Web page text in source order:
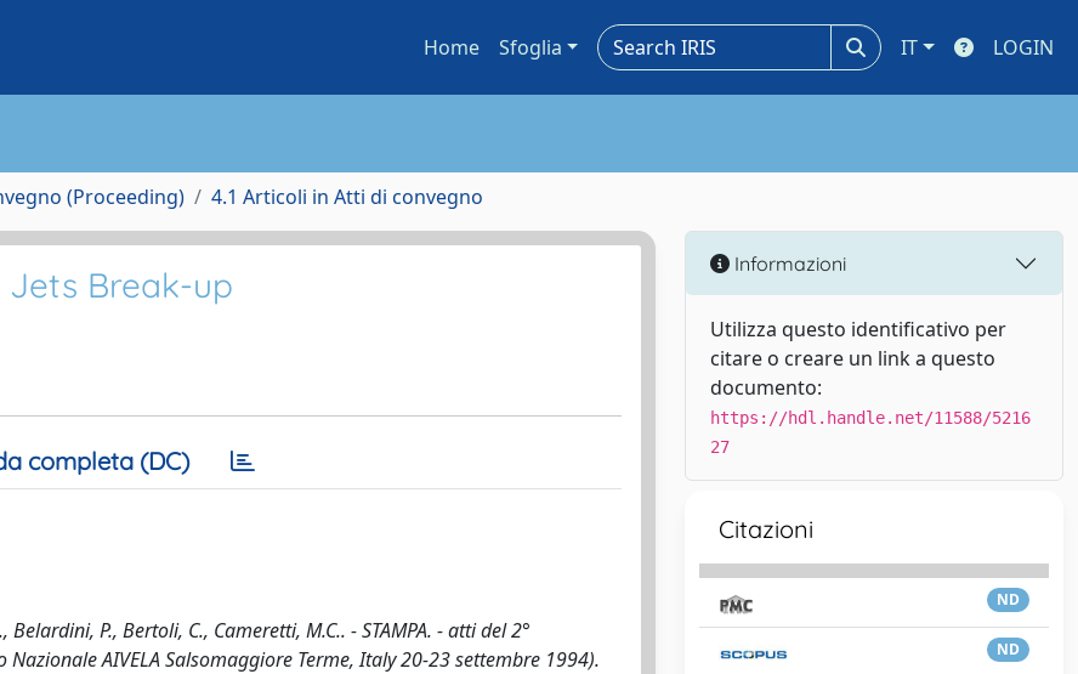
Home Sfoglia IT LOGIN
(Proceeding) 4.1 Articoli in Atti di convegno
Break-up
completa (DC)
P., Bertoli, C., Cameretti, M.C.. - STAMPA. - atti del 2°
AIVELA Salsomaggiore Terme, Italy 20-23 settembre 1994).
Informazioni
Utilizza questo identificativo per
citare o creare un link a questo
documento:
https://hdl.handle.net/11588/5216
27
Citazioni
ND
ND